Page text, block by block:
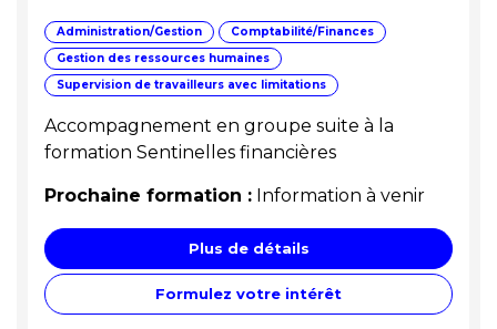
Administration/Gestion
Comptabilité/Finances
Gestion des ressources humaines
Supervision de travailleurs avec limitations
Accompagnement en groupe suite à la
formation Sentinelles financières
Prochaine formation : Information à venir
Plus de détails
Formulez votre intérêt